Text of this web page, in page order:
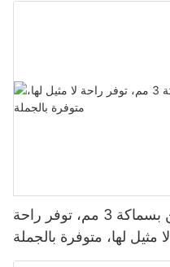
بدلة غطس فاخرة من النيوبرين بسماكة 3 مم، توفر راحة
لا مثيل لها، متوفرة بالجملة